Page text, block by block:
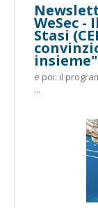
WeSec -
Stasi
insieme"
e poi: il
...